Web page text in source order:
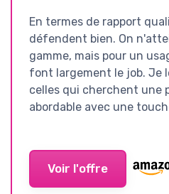
En termes de rapport
défendent bien. On
gamme, mais pour un
font largement le job. Je
celles qui cherchent une
abordable avec une
Voir l'offre